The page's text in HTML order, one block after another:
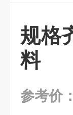
规格
料
参考价：